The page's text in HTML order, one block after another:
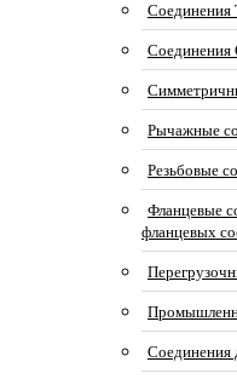
Соединения
Соединения
Рычажные
Резьбовые
Фланцевые
фланцевых
Соединения